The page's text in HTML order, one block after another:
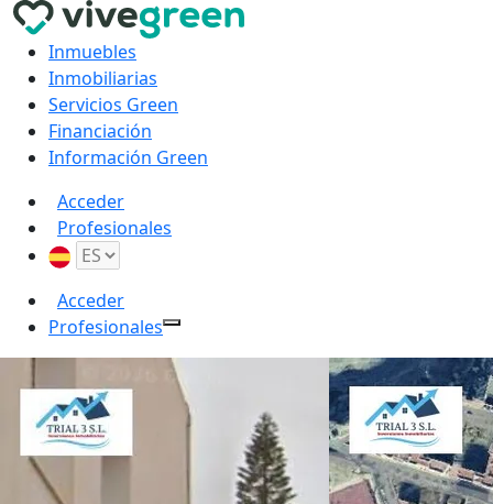
Inmuebles
Inmobiliarias
Servicios Green
Financiación
Información Green
Acceder
Profesionales
Acceder
Profesionales